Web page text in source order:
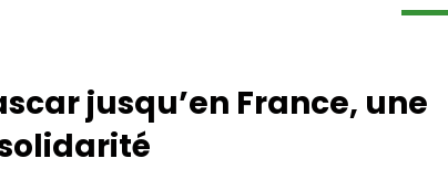
jusqu’en France, une